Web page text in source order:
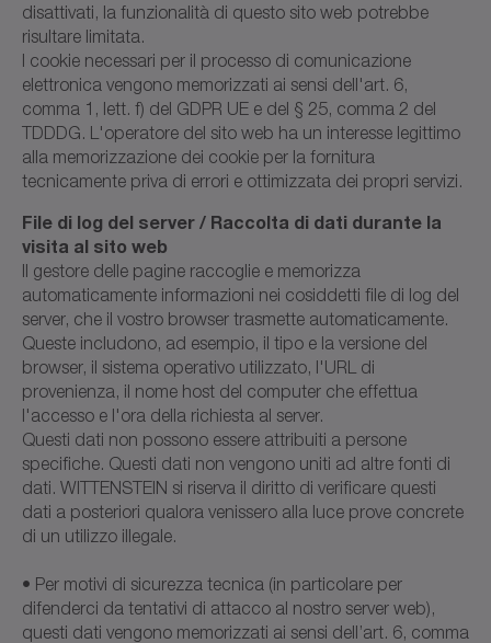
disattivati, la funzionalità di questo sito web potrebbe
risultare limitata.
I cookie necessari per il processo di comunicazione
elettronica vengono memorizzati ai sensi dell'art. 6,
comma 1, lett. f) del GDPR UE e del § 25, comma 2 del
TDDDG. L'operatore del sito web ha un interesse legittimo
alla memorizzazione dei cookie per la fornitura
tecnicamente priva di errori e ottimizzata dei propri servizi.
File di log del server / Raccolta di dati durante la
visita al sito web
Il gestore delle pagine raccoglie e memorizza
automaticamente informazioni nei cosiddetti file di log del
server, che il vostro browser trasmette automaticamente.
Queste includono, ad esempio, il tipo e la versione del
browser, il sistema operativo utilizzato, l'URL di
provenienza, il nome host del computer che effettua
l'accesso e l'ora della richiesta al server.
Questi dati non possono essere attribuiti a persone
specifiche. Questi dati non vengono uniti ad altre fonti di
dati. WITTENSTEIN si riserva il diritto di verificare questi
dati a posteriori qualora venissero alla luce prove concrete
di un utilizzo illegale.
• Per motivi di sicurezza tecnica (in particolare per
difenderci da tentativi di attacco al nostro server web),
questi dati vengono memorizzati ai sensi dell’art. 6, comma